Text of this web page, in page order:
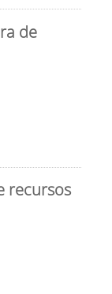
de
recursos